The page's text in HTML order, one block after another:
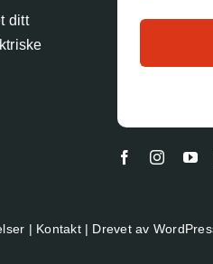
ditt
| Kontakt| Drevet av